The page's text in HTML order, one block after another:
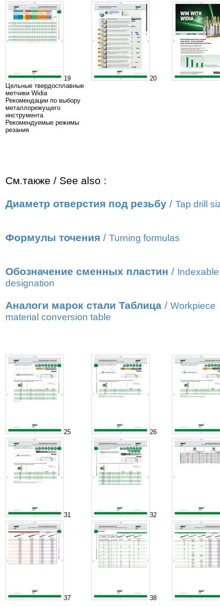
19
Цельные твердосплавные
метчики Widia
Рекомендации по выбору
металлорежущего
инструмента
Рекомендуемые режимы
резания
20
См.также / See also :
Диаметр отверстия под резьбу / Tap drill
Формулы точения / Turning formulas
Обозначение сменных пластин /
designation
Аналоги марок стали Таблица / Workpiece
material conversion table
25 26
31 32
37 38